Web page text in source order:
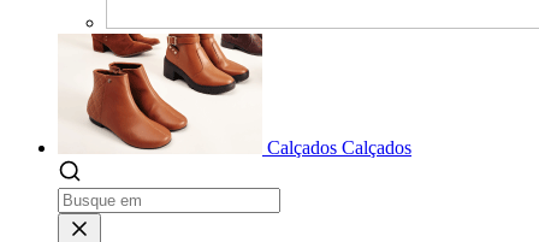
Calçados Calçados